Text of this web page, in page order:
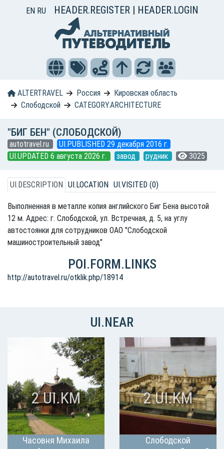
EN RU HEADER.REGISTER | HEADER.LOGIN
ALTERTRAVEL Россия
Кировская область
Слободской
CATEGORY.ARCHITECTURE
"БИГ БЕН" (СЛОБОДСКОЙ)
autotravel.ru
UI.PUBLISHED 29 декабря 2016 г.
UI.UPDATED 6 августа 2026 г.
завод рудник 3025
UI.DESCRIPTION UI.LOCATION UI.VISITED (0)
Выполненная в металле копия английского Биг Бена высотой
12 м. Адрес: г. Слободской, ул. Встречная, д. 5, на углу
автостоянки для сотрудников ОАО "Слободской
машиностроительный завод"
POI.FORM.LINKS
http://autotravel.ru/otklik.php/18914
UI.NEAR
Часовня Михаила
2 UI.KM
Слободской
2 UI.KM